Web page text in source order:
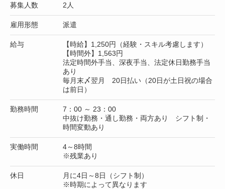
募集人数 2人
雇用形態 派遣
給与
【時給】1,250円（経験・スキル考慮します）
【時間外】1,563円
法定時間外手当、深夜手当、法定休日勤務手当
あり
毎月末〆翌月 20日払い（20日が土日祝の場合
は前日）
勤務時間
7：00 ～ 23：00
中抜け勤務・通し勤務・両方あり シフト制・
時間変動あり
実働時間
4～8時間
※残業あり
休日
月に4日～8日（シフト制）
※時期によって異なります